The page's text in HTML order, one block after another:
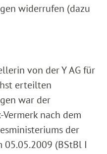
widerrufen (dazu
von der Y AG für
erteilten
war der
nach dem
der
05.05.2009 (BStBl I